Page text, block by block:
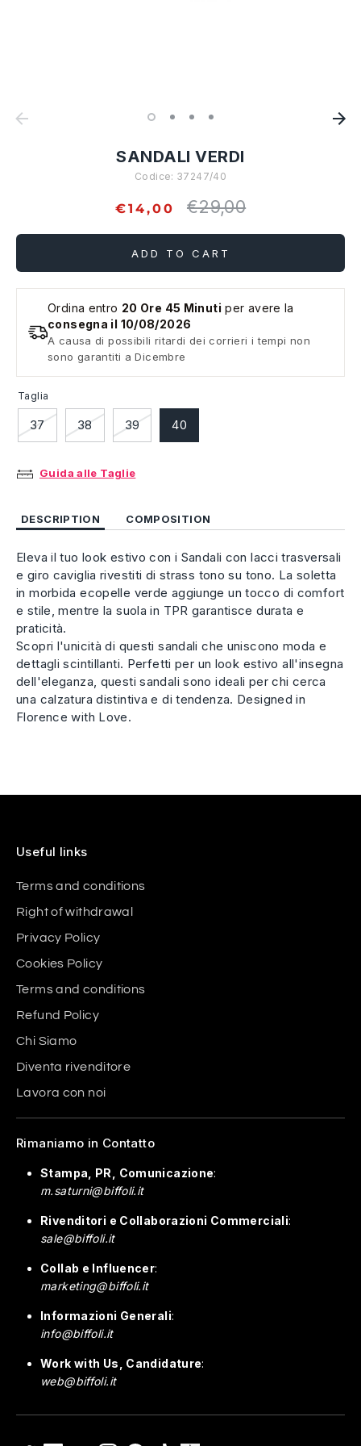
SANDALI VERDI
Codice: 37247/40
€14,00
Regular
€29,00
ADD TO CART
Ordina entro 20 Ore 45 Minuti per avere la
consegna il 10/08/2026
A causa di possibili ritardi dei corrieri i tempi non
sono garantiti a Dicembre
Taglia
37 38 39 40
Guida alle Taglie
DESCRIPTION COMPOSITION
Eleva il tuo look estivo con i Sandali con lacci trasversali
e giro caviglia rivestiti di strass tono su tono. La soletta
in morbida ecopelle verde aggiunge un tocco di comfort
e stile, mentre la suola in TPR garantisce durata e
praticità.
Scopri l'unicità di questi sandali che uniscono moda e
dettagli scintillanti. Perfetti per un look estivo all'insegna
dell'eleganza, questi sandali sono ideali per chi cerca
una calzatura distintiva e di tendenza. Designed in
Florence with Love.
Useful links
Terms and conditions
Right of withdrawal
Privacy Policy
Cookies Policy
Terms and conditions
Refund Policy
Chi Siamo
Diventa rivenditore
Lavora con noi
Rimaniamo in Contatto
Stampa, PR, Comunicazione:
m.saturni@biffoli.it
Rivenditori e Collaborazioni Commerciali:
sale@biffoli.it
Collab e Influencer:
marketing@biffoli.it
Informazioni Generali:
info@biffoli.it
Work with Us, Candidature:
web@biffoli.it